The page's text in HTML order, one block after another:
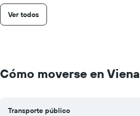
Ver todos
Cómo moverse en Viena
Transporte público